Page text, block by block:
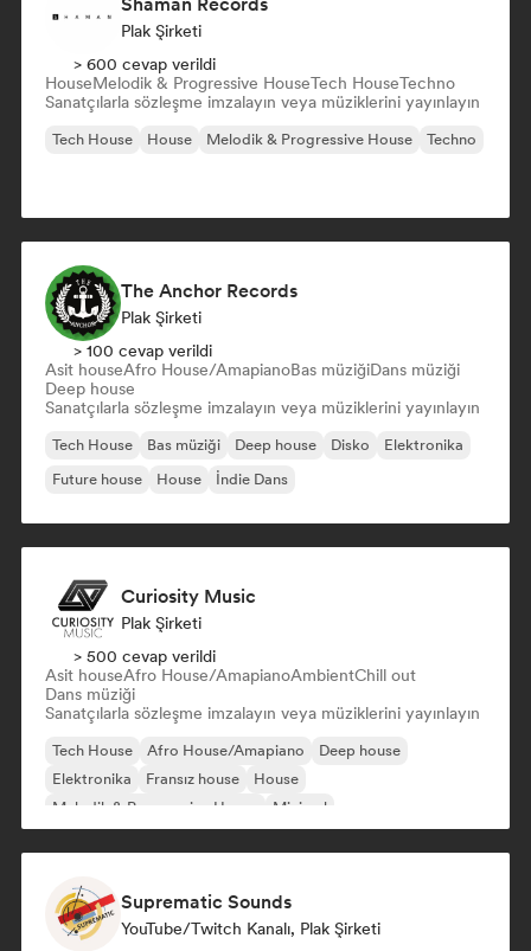
Plak Şirketi
> 600 cevap verildi
HouseMelodik & Progressive HouseTech HouseTechno
Sanatçılarla sözleşme imzalayın veya müziklerini yayınlayın
Tech House House Melodik & Progressive House Techno
The Anchor Records
Plak Şirketi
> 100 cevap verildi
Asit houseAfro House/AmapianoBas müziğiDans müziği
Deep house
Sanatçılarla sözleşme imzalayın veya müziklerini yayınlayın
Tech House Bas müziği Deep house Disko
Elektronika
Future house
House İndie Dans
Curiosity Music
Plak Şirketi
> 500 cevap verildi
Asit houseAfro House/AmapianoAmbientChill out
Dans müziği
Sanatçılarla sözleşme imzalayın veya müziklerini yayınlayın
Tech House Afro House/Amapiano
Deep house
Elektronika
Fransız house
House
Melodik & Progressive House
Minimal
Suprematic Sounds
YouTube/Twitch Kanalı, Plak Şirketi